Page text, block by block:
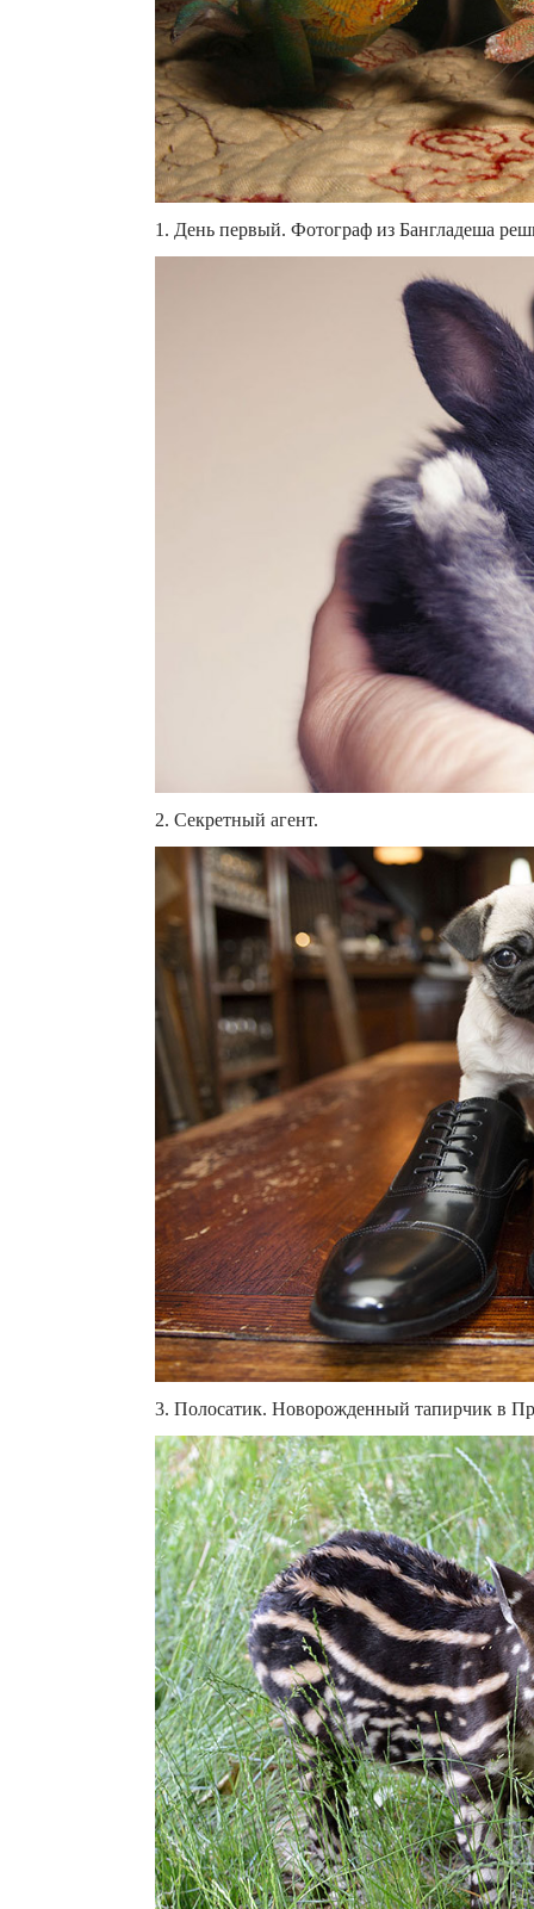
1. День первый. Фотограф из Бангладеша
2. Секретный агент.
3. Полосатик. Новорожденный тапирчик в